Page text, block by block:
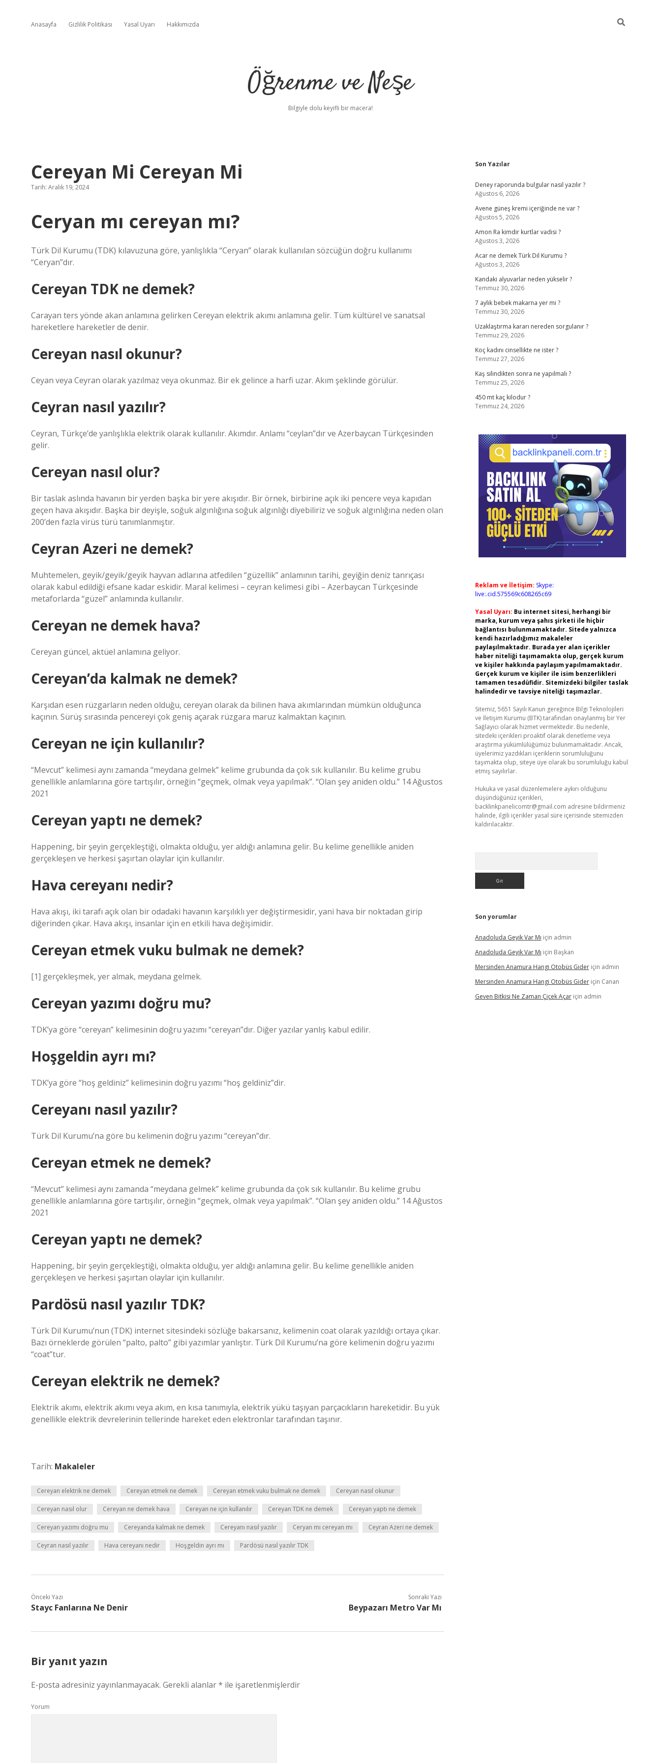
Anasayfa Gizlilik Politikası Yasal Uyarı Hakkımızda
Öğrenme ve Neşe
Bilgiyle dolu keyifli bir macera!
Cereyan Mi Cereyan Mi
Tarih: Aralık 19, 2024
Ceryan mı cereyan mı?
Türk Dil Kurumu (TDK) kılavuzuna göre, yanlışlıkla “Ceryan” olarak kullanılan sözcüğün doğru kullanımı
“Ceryan”dır.
Cereyan TDK ne demek?
Carayan ters yönde akan anlamına gelirken Cereyan elektrik akımı anlamına gelir. Tüm kültürel ve sanatsal
hareketlere hareketler de denir.
Cereyan nasıl okunur?
Ceyan veya Ceyran olarak yazılmaz veya okunmaz. Bir ek gelince a harfi uzar. Akım şeklinde görülür.
Ceyran nasıl yazılır?
Ceyran, Türkçe’de yanlışlıkla elektrik olarak kullanılır. Akımdır. Anlamı “ceylan”dır ve Azerbaycan Türkçesinden
gelir.
Cereyan nasıl olur?
Bir taslak aslında havanın bir yerden başka bir yere akışıdır. Bir örnek, birbirine açık iki pencere veya kapıdan
geçen hava akışıdır. Başka bir deyişle, soğuk algınlığına soğuk algınlığı diyebiliriz ve soğuk algınlığına neden olan
200’den fazla virüs türü tanımlanmıştır.
Ceyran Azeri ne demek?
Muhtemelen, geyik/geyik/geyik hayvan adlarına atfedilen “güzellik” anlamının tarihi, geyiğin deniz tanrıçası
olarak kabul edildiği efsane kadar eskidir. Maral kelimesi – ceyran kelimesi gibi – Azerbaycan Türkçesinde
metaforlarda “güzel” anlamında kullanılır.
Cereyan ne demek hava?
Cereyan güncel, aktüel anlamına geliyor.
Cereyan’da kalmak ne demek?
Karşıdan esen rüzgarların neden olduğu, cereyan olarak da bilinen hava akımlarından mümkün olduğunca
kaçının. Sürüş sırasında pencereyi çok geniş açarak rüzgara maruz kalmaktan kaçının.
Cereyan ne için kullanılır?
“Mevcut” kelimesi aynı zamanda “meydana gelmek” kelime grubunda da çok sık kullanılır. Bu kelime grubu
genellikle anlamlarına göre tartışılır, örneğin “geçmek, olmak veya yapılmak”. “Olan şey aniden oldu.” 14 Ağustos
2021
Cereyan yaptı ne demek?
Happening, bir şeyin gerçekleştiği, olmakta olduğu, yer aldığı anlamına gelir. Bu kelime genellikle aniden
gerçekleşen ve herkesi şaşırtan olaylar için kullanılır.
Hava cereyanı nedir?
Hava akışı, iki tarafı açık olan bir odadaki havanın karşılıklı yer değiştirmesidir, yani hava bir noktadan girip
diğerinden çıkar. Hava akışı, insanlar için en etkili hava değişimidir.
Cereyan etmek vuku bulmak ne demek?
[1] gerçekleşmek, yer almak, meydana gelmek.
Cereyan yazımı doğru mu?
TDK’ya göre “cereyan” kelimesinin doğru yazımı “cereyan”dır. Diğer yazılar yanlış kabul edilir.
Hoşgeldin ayrı mı?
TDK’ya göre “hoş geldiniz” kelimesinin doğru yazımı “hoş geldiniz”dir.
Cereyanı nasıl yazılır?
Türk Dil Kurumu’na göre bu kelimenin doğru yazımı “cereyan”dır.
Cereyan etmek ne demek?
“Mevcut” kelimesi aynı zamanda “meydana gelmek” kelime grubunda da çok sık kullanılır. Bu kelime grubu
genellikle anlamlarına göre tartışılır, örneğin “geçmek, olmak veya yapılmak”. “Olan şey aniden oldu.” 14 Ağustos
2021
Cereyan yaptı ne demek?
Happening, bir şeyin gerçekleştiği, olmakta olduğu, yer aldığı anlamına gelir. Bu kelime genellikle aniden
gerçekleşen ve herkesi şaşırtan olaylar için kullanılır.
Pardösü nasıl yazılır TDK?
Türk Dil Kurumu’nun (TDK) internet sitesindeki sözlüğe bakarsanız, kelimenin coat olarak yazıldığı ortaya çıkar.
Bazı örneklerde görülen “palto, palto” gibi yazımlar yanlıştır. Türk Dil Kurumu’na göre kelimenin doğru yazımı
“coat”tur.
Cereyan elektrik ne demek?
Elektrik akımı, elektrik akımı veya akım, en kısa tanımıyla, elektrik yükü taşıyan parçacıkların hareketidir. Bu yük
genellikle elektrik devrelerinin tellerinde hareket eden elektronlar tarafından taşınır.
Tarih: Makaleler
Cereyan elektrik ne demek Cereyan etmek ne demek Cereyan etmek vuku bulmak ne demek Cereyan nasıl okunur
Cereyan nasıl olur Cereyan ne demek hava Cereyan ne için kullanılır Cereyan TDK ne demek Cereyan yaptı ne demek
Cereyan yazımı doğru mu Cereyanda kalmak ne demek Cereyanı nasıl yazılır Ceryan mı cereyan mı Ceyran Azeri ne demek
Ceyran nasıl yazılır Hava cereyanı nedir Hoşgeldin ayrı mı Pardösü nasıl yazılır TDK
Önceki Yazı
Stayc Fanlarına Ne Denir
Sonraki Yazı
Beypazarı Metro Var Mı
Bir yanıt yazın
E-posta adresiniz yayınlanmayacak. Gerekli alanlar* ile işaretlenmişlerdir
Yorum
Sidebar
Son Yazılar
Deney raporunda bulgular nasıl yazılır ?
Ağustos 6, 2026
Avene güneş kremi içeriğinde ne var ?
Ağustos 5, 2026
Amon Ra kimdir kurtlar vadisi ?
Ağustos 3, 2026
Acar ne demek Türk Dil Kurumu ?
Ağustos 3, 2026
Kandaki alyuvarlar neden yükselir ?
Temmuz 30, 2026
7 aylık bebek makarna yer mi ?
Temmuz 30, 2026
Uzaklaştırma kararı nereden sorgulanır ?
Temmuz 29, 2026
Koç kadını cinsellikte ne ister ?
Temmuz 27, 2026
Kaş silindikten sonra ne yapılmalı ?
Temmuz 25, 2026
450 mt kaç kilodur ?
Temmuz 24, 2026
Reklam ve İletişim: Skype:
live:.cid.575569c608265c69
Yasal Uyarı: Bu internet sitesi, herhangi bir
marka, kurum veya şahıs şirketi ile hiçbir
bağlantısı bulunmamaktadır. Sitede yalnızca
kendi hazırladığımız makaleler
paylaşılmaktadır. Burada yer alan içerikler
haber niteliği taşımamakta olup, gerçek kurum
ve kişiler hakkında paylaşım yapılmamaktadır.
Gerçek kurum ve kişiler ile isim benzerlikleri
tamamen tesadüfidir. Sitemizdeki bilgiler taslak
halindedir ve tavsiye niteliği taşımazlar.
Sitemiz, 5651 Sayılı Kanun gereğince Bilgi Teknolojileri
ve İletişim Kurumu (BTK) tarafından onaylanmış bir Yer
Sağlayıcı olarak hizmet vermektedir. Bu nedenle,
sitedeki içerikleri proaktif olarak denetleme veya
araştırma yükümlülüğümüz bulunmamaktadır. Ancak,
üyelerimiz yazdıkları içeriklerin sorumluluğunu
taşımakta olup, siteye üye olarak bu sorumluluğu kabul
etmiş sayılırlar.
Hukuka ve yasal düzenlemelere aykırı olduğunu
düşündüğünüz içerikleri,
backlinkpanelicomtr@gmail.com adresine bildirmeniz
halinde, ilgili içerikler yasal süre içerisinde sitemizden
kaldırılacaktır.
Son yorumlar
Anadoluda Geyik Var Mı için admin
Anadoluda Geyik Var Mı için Başkan
Mersinden Anamura Hangi Otobüs Gideriçin admin
Mersinden Anamura Hangi Otobüs Gideriçin Canan
Geven Bitkisi Ne Zaman Çiçek Açariçin admin